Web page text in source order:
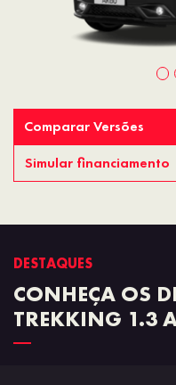
Comparar Versões
Simular financiamento
DESTAQUES
CONHEÇA OS
TREKKING 1.3